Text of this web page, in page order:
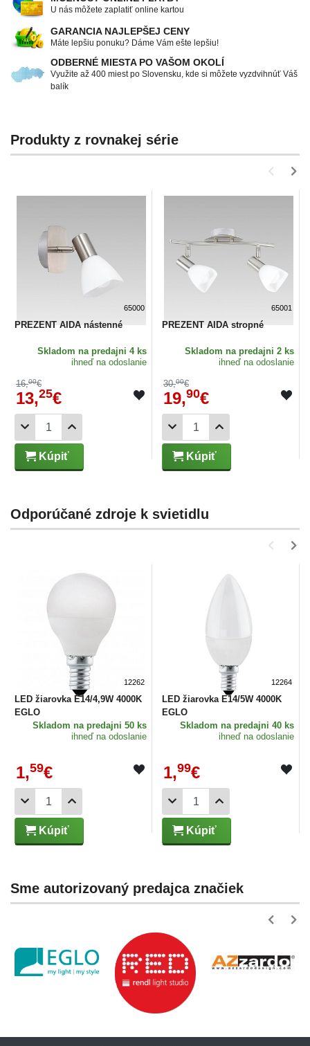
U nás môžete zaplatiť online kartou
GARANCIA NAJLEPŠEJ CENY
Máte lepšiu ponuku? Dáme Vám ešte lepšiu!
ODBERNÉ MIESTA PO VAŠOM OKOLÍ
Využite až 400 miest po Slovensku, kde si môžete vyzdvihnúť Váš
balík
Produkty z rovnakej série
65000
PREZENT AIDA nástenné
Skladom na predajni 4 ks
ihneď na odoslanie
16,00€
13,25€
Kúpiť
65001
PREZENT AIDA stropné
Skladom na predajni 2 ks
ihneď na odoslanie
30,00€
19,90€
Kúpiť
Odporúčané zdroje k svietidlu
12262
LED žiarovka E14/4,9W 4000K
EGLO
Skladom na predajni 50 ks
ihneď na odoslanie
1,59€
Kúpiť
12264
LED žiarovka E14/5W 4000K
EGLO
Skladom na predajni 40 ks
ihneď na odoslanie
1,99€
Kúpiť
Sme autorizovaný predajca značiek